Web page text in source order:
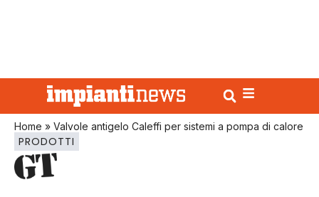
Home » Valvole antigelo Caleffi per sistemi a pompa di calore
PRODOTTI